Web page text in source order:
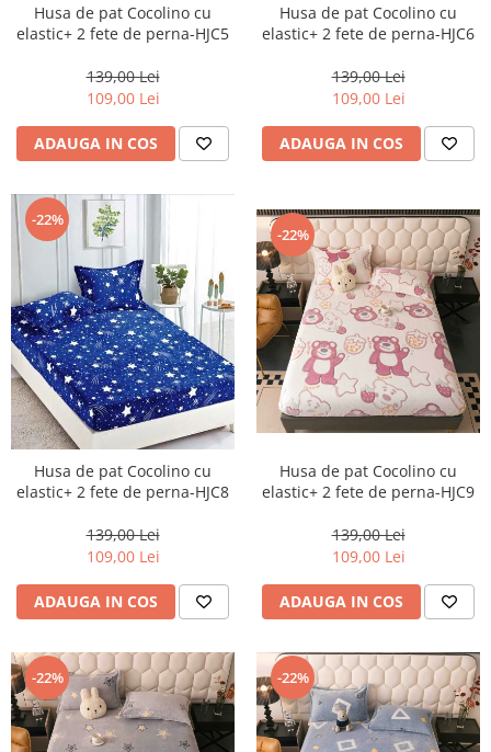
Husa de pat Cocolino cu
elastic+ 2 fete de perna-HJC5
139,00 Lei
109,00 Lei
ADAUGA IN COS
Husa de pat Cocolino cu
elastic+ 2 fete de perna-HJC6
139,00 Lei
109,00 Lei
ADAUGA IN COS
-22%
Husa de pat Cocolino cu
elastic+ 2 fete de perna-HJC8
139,00 Lei
109,00 Lei
ADAUGA IN COS
-22%
Husa de pat Cocolino cu
elastic+ 2 fete de perna-HJC9
139,00 Lei
109,00 Lei
ADAUGA IN COS
-22% -22%